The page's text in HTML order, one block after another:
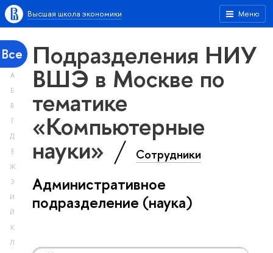
Меню
Высшая школа экономики
Все
А
Б
В
Г
Д
Е
Ж
З
И
Й
К
Л
Подразделения НИУ
ВШЭ в Москве по
тематике
«Компьютерные
науки» Сотрудники
Административное
подразделение (наука)